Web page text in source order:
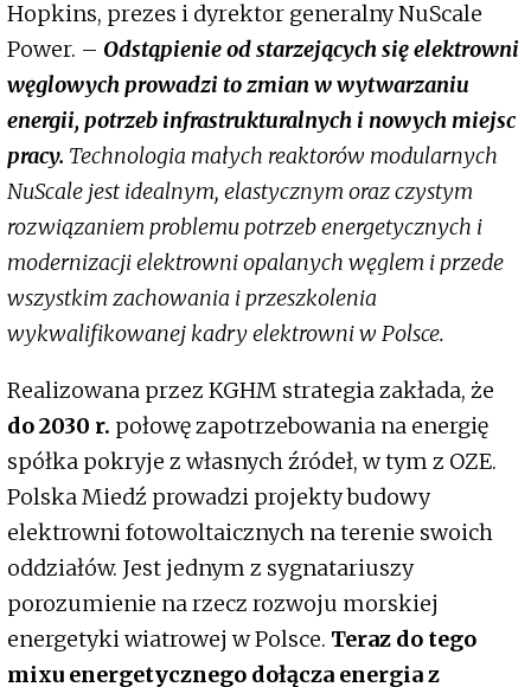
Hopkins, prezes i dyrektor generalny NuScale
Power. – Odstąpienie od starzejących się elektrowni
węglowych prowadzi to zmian w wytwarzaniu
energii, potrzeb infrastrukturalnych i nowych miejsc
pracy. Technologia małych reaktorów modularnych
NuScale jest idealnym, elastycznym oraz czystym
rozwiązaniem problemu potrzeb energetycznych i
modernizacji elektrowni opalanych węglem i przede
wszystkim zachowania i przeszkolenia
wykwalifikowanej kadry elektrowni w Polsce.
Realizowana przez KGHM strategia zakłada, że
do 2030 r. połowę zapotrzebowania na energię
spółka pokryje z własnych źródeł, w tym z OZE.
Polska Miedź prowadzi projekty budowy
elektrowni fotowoltaicznych na terenie swoich
oddziałów. Jest jednym z sygnatariuszy
porozumienie na rzecz rozwoju morskiej
energetyki wiatrowej w Polsce. Teraz do tego
mixu energetycznego dołącza energia z